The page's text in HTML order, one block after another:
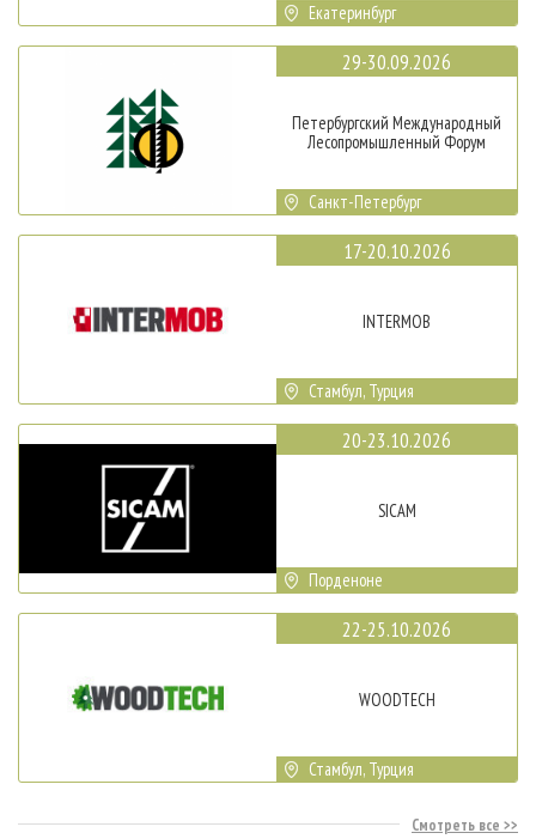
Екатеринбург
29-30.09.2026
Петербургский Международный
Лесопромышленный Форум
Санкт-Петербург
17-20.10.2026
INTERMOB
Стамбул, Турция
20-23.10.2026
SICAM
Порденоне
22-25.10.2026
WOODTECH
Стамбул, Турция
Смотреть все